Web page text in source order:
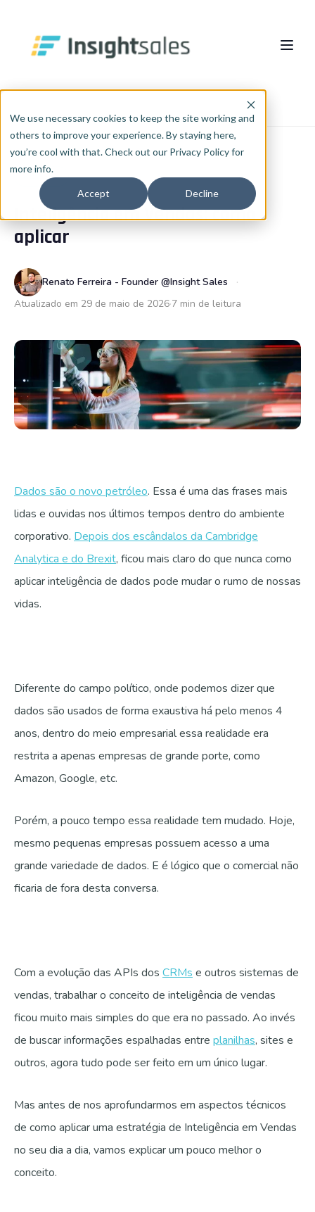
We use necessary cookies to keep the site working and
others to improve your experience. By staying here,
you’re cool with that. Check out our Privacy Policy for
more info.
Accept Decline
O Que Fazemos
Implementação HubSpot
RevOps
Consultoria de Dados e IA
Integrações
Insights
Cases
Blog
InsightCast
PT
🇧🇷 Português
🇪🇸 Español
Fale com a gente
REVOPS
Inteligência em Vendas: como
aplicar
Renato Ferreira - Founder @Insight Sales
Atualizado em 29 de maio de 2026 7 min de leitura
Dados são o novo petróleo. Essa é uma das frases mais
lidas e ouvidas nos últimos tempos dentro do ambiente
corporativo. Depois dos escândalos da Cambridge
Analytica e do Brexit, ficou mais claro do que nunca como
aplicar inteligência de dados pode mudar o rumo de nossas
vidas.
Diferente do campo político, onde podemos dizer que
dados são usados de forma exaustiva há pelo menos 4
anos, dentro do meio empresarial essa realidade era
restrita a apenas empresas de grande porte, como
Amazon, Google, etc.
Porém, a pouco tempo essa realidade tem mudado. Hoje,
mesmo pequenas empresas possuem acesso a uma
grande variedade de dados. E é lógico que o comercial não
ficaria de fora desta conversa.
Com a evolução das APIs dos CRMs e outros sistemas de
vendas, trabalhar o conceito de inteligência de vendas
ficou muito mais simples do que era no passado. Ao invés
de buscar informações espalhadas entre planilhas, sites e
outros, agora tudo pode ser feito em um único lugar.
Mas antes de nos aprofundarmos em aspectos técnicos
de como aplicar uma estratégia de Inteligência em Vendas
no seu dia a dia, vamos explicar um pouco melhor o
conceito.